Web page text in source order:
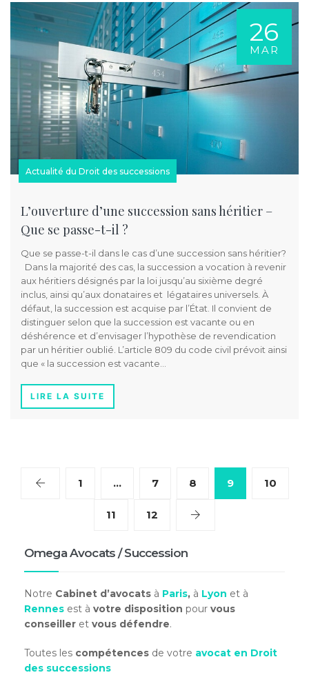
26
MAR
Actualité du Droit des successions
L’ouverture d’une succession sans héritier –
Que se passe-t-il ?
Que se passe-t-il dans le cas d’une succession sans héritier?
Dans la majorité des cas, la succession a vocation à revenir
aux héritiers désignés par la loi jusqu’au sixième degré
inclus, ainsi qu’aux donataires et légataires universels. À
défaut, la succession est acquise par l’État. Il convient de
distinguer selon que la succession est vacante ou en
déshérence et d’envisager l’hypothèse de revendication
par un héritier oublié. L’article 809 du code civil prévoit ainsi
que « la succession est vacante…
LIRE LA SUITE
1 … 7 8 9 10
11 12
Omega Avocats / Succession
Notre Cabinet d’avocats à Paris, à Lyon et à
Rennes est à votre disposition pour vous
conseiller et vous défendre.
Toutes les compétences de votre avocat en Droit
des successions